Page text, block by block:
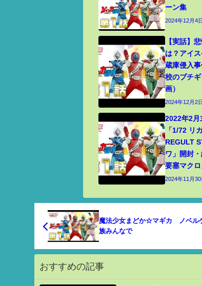
ーン集
2024年12月4日
【実話】
は？アイ
蔵庫侵入
校のブチ
画）
2024年12月2日
2022年2月
「1/72 リ
REGULT
ワ」開封
要塞マクロ
2024年11月30
魔法少女まどか☆マギカ ノベル
族みんなで
おすすめの記事